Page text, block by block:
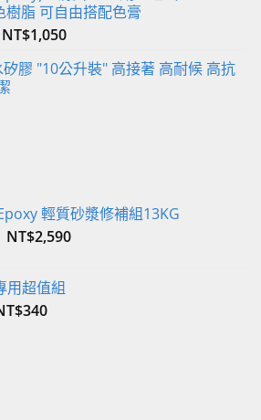
選
項
樹脂 可自由搭配色膏
NT$1,050
矽膠 "10公升裝" 高接著 高耐候 高抗
輕質砂漿修補組13KG
原
格：
NT$2,800。
NT$2,590目
用超值組
340目